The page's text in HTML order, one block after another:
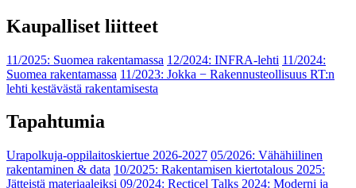
Kaupalliset liitteet
11/2025: Suomea rakentamassa 12/2024: INFRA-lehti 11/2024:
Suomea rakentamassa 11/2023: Jokka − Rakennusteollisuus RT:n
lehti kestävästä rakentamisesta
Tapahtumia
Urapolkuja-oppilaitoskiertue 2026-2027 05/2026: Vähähiilinen
rakentaminen & data 10/2025: Rakentamisen kiertotalous 2025:
Jätteistä materiaaleiksi 09/2024: Recticel Talks 2024: Moderni ja